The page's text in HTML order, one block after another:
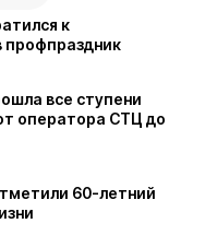
к
все ступени
оператора СТЦ до
60-летний